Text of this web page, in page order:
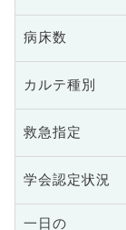
病床数
カルテ種別
救急指定
学会認定状況
一日の